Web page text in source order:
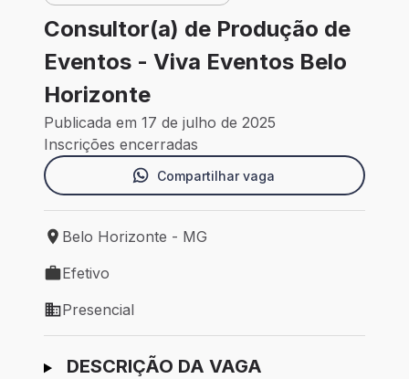
Consultor(a) de Produção de
Eventos - Viva Eventos Belo
Horizonte
Publicada em 17 de julho de 2025
Inscrições encerradas
Compartilhar vaga
Local de trabalho: Belo Horizonte - MG
Belo Horizonte - MG
Tipo de vaga: Efetivo
Efetivo
Modelo de trabalho: Presencial
Presencial
Ir para candidatura
DESCRIÇÃO DA VAGA